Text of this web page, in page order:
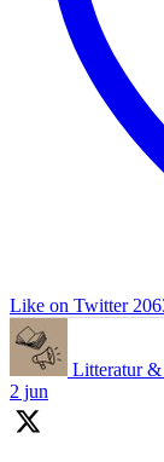
Like on Twitter
Litteratur
2 jun